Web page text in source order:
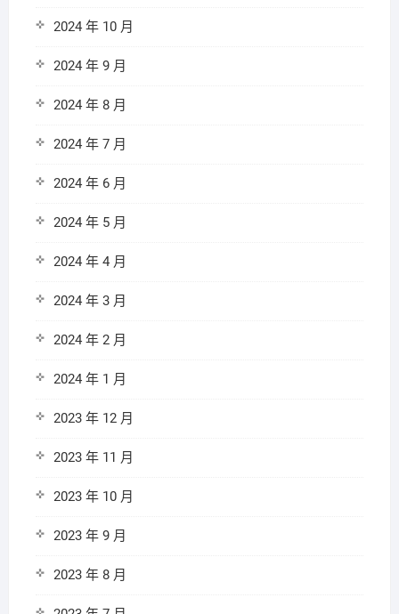
2024 年 10 月
2024 年 9 月
2024 年 8 月
2024 年 7 月
2024 年 6 月
2024 年 5 月
2024 年 4 月
2024 年 3 月
2024 年 2 月
2024 年 1 月
2023 年 12 月
2023 年 11 月
2023 年 10 月
2023 年 9 月
2023 年 8 月